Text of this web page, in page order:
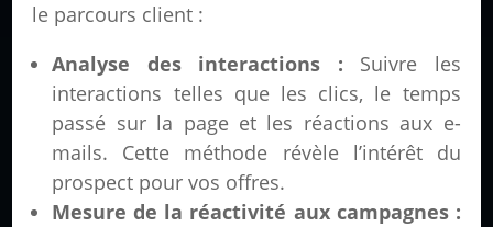
le parcours client :
Analyse des interactions : Suivre les
interactions telles que les clics, le temps
passé sur la page et les réactions aux e-
mails. Cette méthode révèle l’intérêt du
prospect pour vos offres.
Mesure de la réactivité aux campagnes :